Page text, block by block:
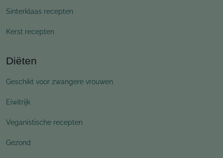
Sinterklaas recepten
Kerst recepten
Diëten
Geschikt voor zwangere vrouwen
Eiwitrijk
Veganistische recepten
Gezond